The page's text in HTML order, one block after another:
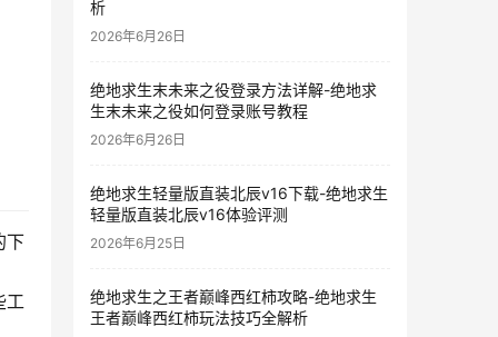
下
工
析
2026年6月26日
绝地求生末未来之役登录方法详解-绝地求
生末未来之役如何登录账号教程
2026年6月26日
绝地求生轻量版直装北辰v16下载-绝地求生
轻量版直装北辰v16体验评测
2026年6月25日
绝地求生之王者巅峰西红柿攻略-绝地求生
王者巅峰西红柿玩法技巧全解析